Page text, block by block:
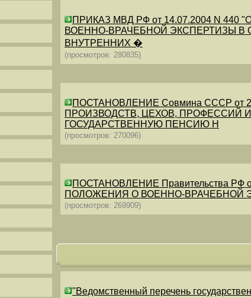
ПРИКАЗ МВД РФ от 14.07.2004 N
ВОЕННО-ВРАЧЕБНОЙ ЭКСПЕРТИЗЫ В
ВНУТРЕННИХ �
(просмотров: 280835)
ПОСТАНОВЛЕНИЕ Совмина СССР от
ПРОИЗВОДСТВ, ЦЕХОВ, ПРОФЕССИЙ
ГОСУДАРСТВЕННУЮ ПЕНСИЮ Н
(просмотров: 270096)
ПОСТАНОВЛЕНИЕ Правительства РФ
ПОЛОЖЕНИЯ О ВОЕННО-ВРАЧЕБНОЙ
(просмотров: 269909)
"Ведомственный перечень